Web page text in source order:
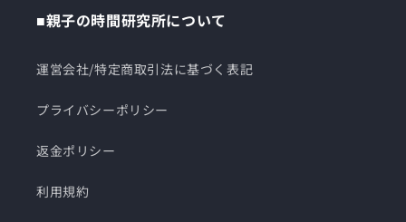
■親子の時間研究所について
運営会社/特定商取引法に基づく表記
プライバシーポリシー
返金ポリシー
利用規約